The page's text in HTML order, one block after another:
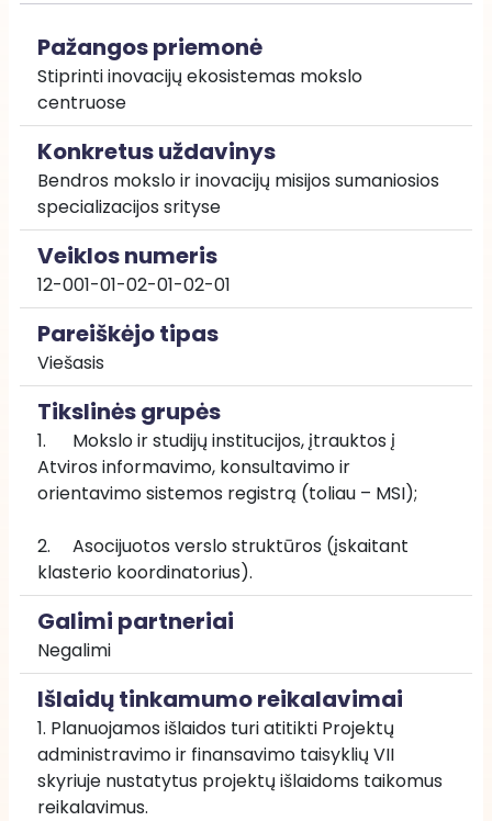
Pažangos priemonė
Stiprinti inovacijų ekosistemas mokslo
centruose
Konkretus uždavinys
Bendros mokslo ir inovacijų misijos sumaniosios
specializacijos srityse
Veiklos numeris
12-001-01-02-01-02-01
Pareiškėjo tipas
Viešasis
Tikslinės grupės
1.	Mokslo ir studijų institucijos, įtrauktos į
Atviros informavimo, konsultavimo ir
orientavimo sistemos registrą (toliau – MSI);
2.	Asocijuotos verslo struktūros (įskaitant
klasterio koordinatorius).
Galimi partneriai
Negalimi
Išlaidų tinkamumo reikalavimai
1. Planuojamos išlaidos turi atitikti Projektų
administravimo ir finansavimo taisyklių VII
skyriuje nustatytus projektų išlaidoms taikomus
reikalavimus.